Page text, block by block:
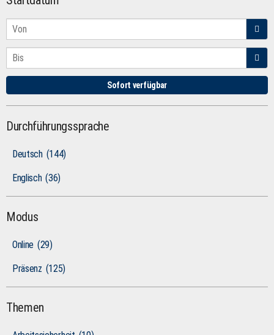
Sofort verfügbar
Durchführungssprache
Deutsch (144)
Englisch (36)
Modus
Online (29)
Präsenz (125)
Themen